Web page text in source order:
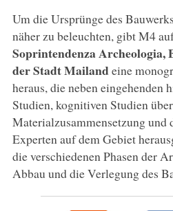
Um die Ursprünge des
näher zu beleuchten, gibt M4
Soprintendenza Archeologia,
der Stadt Mailandeine
heraus, die neben eingehenden
Studien, kognitiven Studien
Materialzusammensetzung und
Experten auf dem Gebiet
die verschiedenen Phasen der
Abbau und die Verlegung des